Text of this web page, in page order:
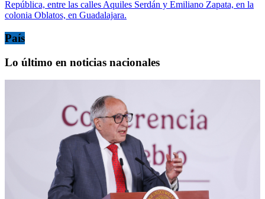
República, entre las calles Aquiles Serdán y Emiliano Zapata, en la
colonia Oblatos, en Guadalajara.
País
Lo último en noticias nacionales